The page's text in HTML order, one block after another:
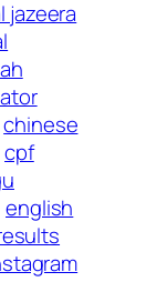
jazeera
chinese
cpf
english